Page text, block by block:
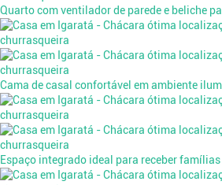
Quarto com ventilador de parede e beliche
Cama de casal confortável em ambiente
Espaço integrado ideal para receber